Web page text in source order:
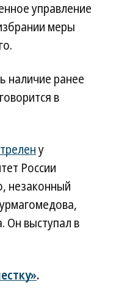
управление
меры
наличие ранее
в
у
России
незаконный
Он выступал в
.